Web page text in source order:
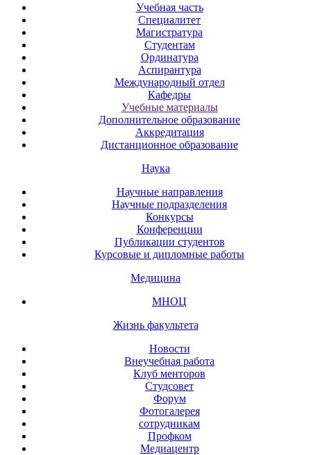
Учебная часть
Специалитет
Магистратура
Студентам
Ординатура
Аспирантура
Международный отдел
Кафедры
Учебные материалы
Дополнительное образование
Аккредитация
Дистанционное образование
Наука
Научные направления
Научные подразделения
Конкурсы
Конференции
Публикации студентов
Курсовые и дипломные работы
Медицина
МНОЦ
Жизнь факультета
Новости
Внеучебная работа
Клуб менторов
Студсовет
Форум
Фотогалерея
сотрудникам
Профком
Медиацентр